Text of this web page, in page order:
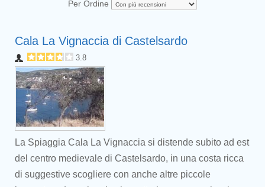
Per Ordine
Cala La Vignaccia di Castelsardo
3.8
La Spiaggia Cala La Vignaccia si distende subito ad est
del centro medievale di Castelsardo, in una costa ricca
di suggestive scogliere con anche altre piccole